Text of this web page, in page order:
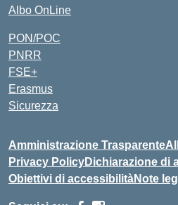
Albo OnLine
PON/POC
PNRR
FSE+
Erasmus
Sicurezza
Amministrazione Trasparente
Privacy PolicyDichiarazione di
Obiettivi di accessibilitàNote